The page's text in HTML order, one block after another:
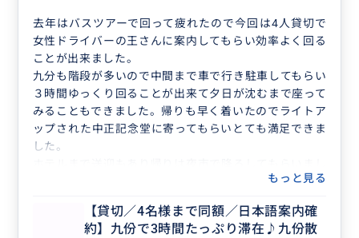
去年はバスツアーで回って疲れたので今回は4人貸切で
女性ドライバーの王さんに案内してもらい効率よく回る
ことが出来ました。
九分も階段が多いので中間まで車で行き駐車してもらい
３時間ゆっくり回ることが出来て夕日が沈むまで座って
みることもできました。帰りも早く着いたのでライトア
ップされた中正記念堂に寄ってもらいとても満足できま
した。
もっと見る
【貸切／4名様まで同額／日本語案内確
約】九份で3時間たっぷり滞在♪九份散